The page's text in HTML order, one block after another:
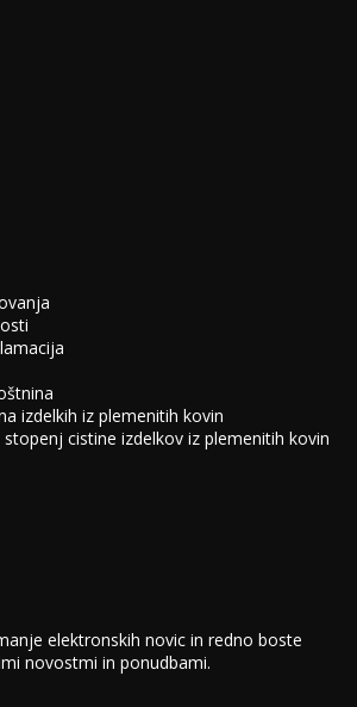
izdelkih iz plemenitih kovin
cistine izdelkov iz plemenitih kovin
elektronskih novic in redno boste
novostmi in ponudbami.